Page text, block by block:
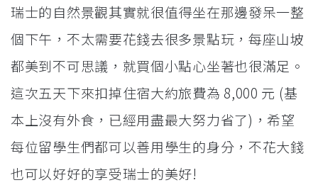
瑞士的自然景觀其實就很值得坐在那邊發呆一整
個下午，不太需要花錢去很多景點玩，每座山坡
都美到不可思議，就買個小點心坐著也很滿足。
這次五天下來扣掉住宿大約旅費為 8,000 元 (基
本上沒有外食，已經用盡最大努力省了)，希望
每位留學生們都可以善用學生的身分，不花大錢
也可以好好的享受瑞士的美好!